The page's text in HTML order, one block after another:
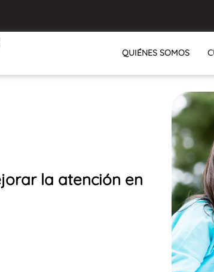
QUIÉNES SOMOS
la atención en